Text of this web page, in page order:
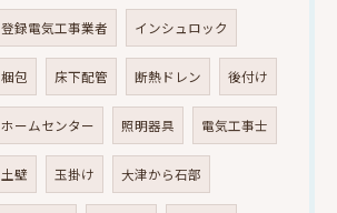
登録電気工事業者 インシュロック
梱包 床下配管 断熱ドレン 後付け
ホームセンター 照明器具 電気工事士
土壁 玉掛け 大津から石部